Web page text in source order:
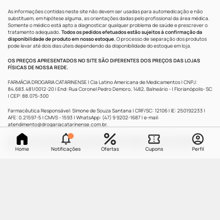
Home Notificações Ofertas Cupons Perfil
As informações contidas neste site não devem ser usadas para automedicação e não
substituem, em hipótese alguma, as orientações dadas pelo profissional da área médica.
Somente o médico está apto a diagnosticar qualquer problema de saúde e prescrever o
tratamento adequado. Todos os pedidos efetuados estão sujeitos à confirmação da
disponibilidade de produto em nosso estoque.O processo de separação dos produtos
pode levar até dois dias úteis dependendo da disponibilidade do estoque em loja.
OS PREÇOS APRESENTADOS NO SITE SÃO DIFERENTES DOS PREÇOS DAS LOJAS
FÍSICAS DE NOSSA REDE.
FARMÁCIA DROGARIA CATARINENSE | Cia Latino Americana de Medicamentos | CNPJ:
84.683.481/0012-20 | End: Rua Coronel Pedro Demoro, 1482, Balneário - | Florianópolis- SC
| CEP: 88.075-300
Farmacêutica Responsável: Simone de Souza Santana | CRF/SC: 12106 | IE: 250192233 |
AFE: 0.21597-5 | CMVS - 1593 | WhatsApp: (47) 9 9202-1687 | e-mail:
atendimento@drogariacatarinense.com.br.
A Drogaria Catarinense segue as determinações da Agência Nacional de Vigilância
Sanitária
| Copyright © 2025 Drogaria Catarinense - Todos os direitos reservados.